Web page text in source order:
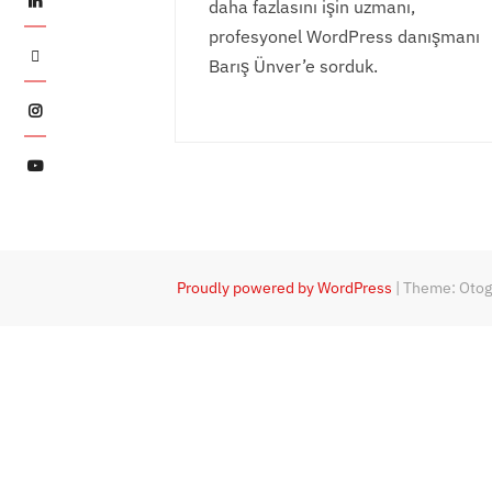
Twitter
Instagram
YouTube
daha fazlasını işin uzmanı,
profesyonel WordPress danışmanı
Barış Ünver’e sorduk.
Proudly powered by WordPress |Theme: